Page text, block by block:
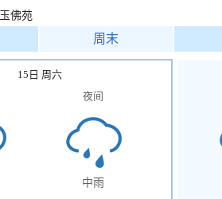
玉佛苑
周末
15日 周六
夜间
中雨